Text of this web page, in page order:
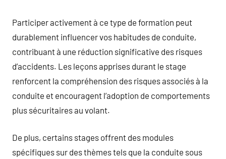
Participer activement à ce type de formation peut
durablement influencer vos habitudes de conduite,
contribuant à une réduction significative des risques
d’accidents. Les leçons apprises durant le stage
renforcent la compréhension des risques associés à la
conduite et encouragent l’adoption de comportements
plus sécuritaires au volant.
De plus, certains stages offrent des modules
spécifiques sur des thèmes tels que la conduite sous